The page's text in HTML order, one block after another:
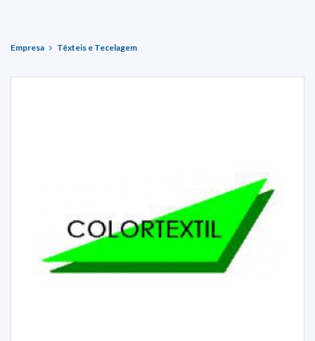
Empresa Têxteis e Tecelagem